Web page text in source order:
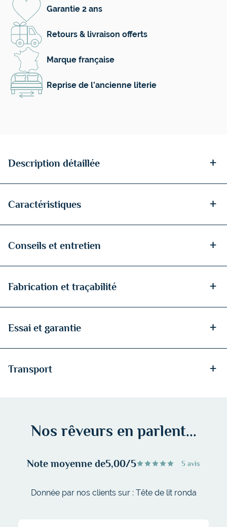
Garantie 2 ans
Retours & livraison offerts
Marque française
Reprise de l’ancienne literie
Description détaillée +
Caractéristiques +
Conseils et entretien +
Fabrication et traçabilité +
Essai et garantie +
Transport +
Nos rêveurs en parlent...
Note moyenne de5,00/5 5 avis
Donnée par nos clients sur : Tête de lit ronda